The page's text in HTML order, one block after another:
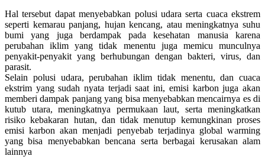
Hal tersebut dapat menyebabkan polusi udara serta cuaca ekstrem
seperti kemarau panjang, hujan kencang, atau meningkatnya suhu
bumi yang juga berdampak pada kesehatan manusia karena
perubahan iklim yang tidak menentu juga memicu munculnya
penyakit-penyakit yang berhubungan dengan bakteri, virus, dan
parasit.
Selain polusi udara, perubahan iklim tidak menentu, dan cuaca
ekstrim yang sudah nyata terjadi saat ini, emisi karbon juga akan
memberi dampak panjang yang bisa menyebabkan mencairnya es di
kutub utara, meningkatnya permukaan laut, serta meningkatkan
risiko kebakaran hutan, dan tidak menutup kemungkinan proses
emisi karbon akan menjadi penyebab terjadinya global warming
yang bisa menyebabkan bencana serta berbagai kerusakan alam
lainnya